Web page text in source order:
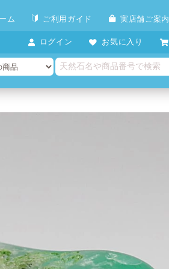
ム ご利用ガイド 実店舗ご案内
ログイン お気に入り